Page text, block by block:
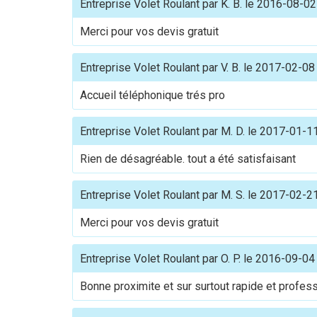
Entreprise Volet Roulant par K. B. le 2016-08-02
Merci pour vos devis gratuit
Entreprise Volet Roulant par V. B. le 2017-02-08
Accueil téléphonique trés pro
Entreprise Volet Roulant par M. D. le 2017-01-11
Rien de désagréable. tout a été satisfaisant
Entreprise Volet Roulant par M. S. le 2017-02-21
Merci pour vos devis gratuit
Entreprise Volet Roulant par O. P. le 2016-09-04
Bonne proximite et sur surtout rapide et